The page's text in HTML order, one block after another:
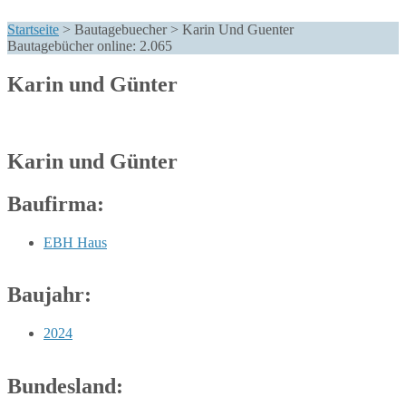
Startseite > Bautagebuecher > Karin Und Guenter
Bautagebücher online: 2.065
Karin und Günter
Karin und Günter
Baufirma:
EBH Haus
Baujahr:
2024
Bundesland: